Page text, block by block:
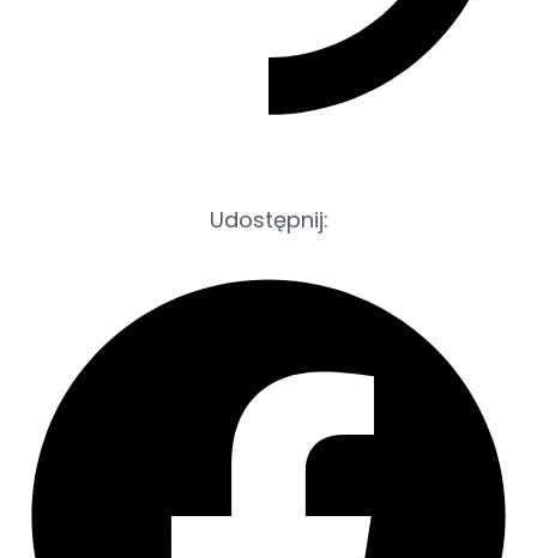
Udostępnij: